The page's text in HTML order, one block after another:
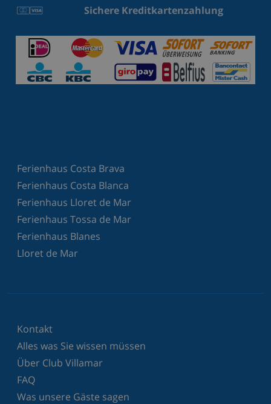
Sichere Kreditkartenzahlung
Ferienhaus Costa Brava
Ferienhaus Costa Blanca
Ferienhaus Lloret de Mar
Ferienhaus Tossa de Mar
Ferienhaus Blanes
Lloret de Mar
Kontakt
Alles was Sie wissen müssen
Über Club Villamar
FAQ
Was unsere Gäste sagen